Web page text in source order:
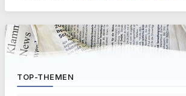
TOP-THEMEN